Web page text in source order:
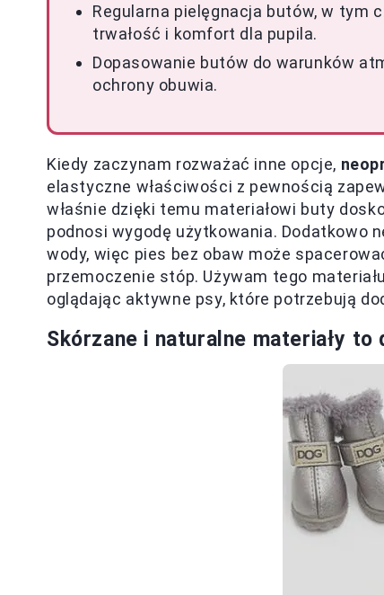
Regularna pielęgnacja butów, w tym
trwałość i komfort dla pupila.
Dopasowanie butów do warunków
ochrony obuwia.
Kiedy zaczynam rozważać inne opcje,
elastyczne właściwości z pewnością
właśnie dzięki temu materiałowi buty
podnosi wygodę użytkowania. Dodatkowo
wody, więc pies bez obaw może
przemoczenie stóp. Używam tego
oglądając aktywne psy, które potrzebują
Skórzane i naturalne materiały to